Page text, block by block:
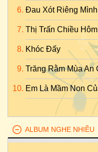
Đau Xót Riêng
Thị Trấn Chiều Hôm
Khóc Đấy
Trăng Rằm Mùa
Em Là Mầm Non
ALBUM NGHE NHIỀU